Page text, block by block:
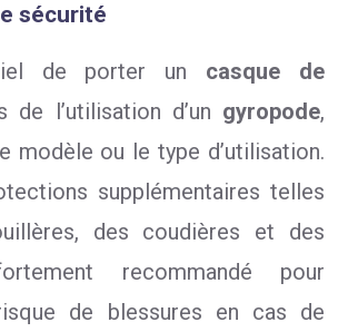
sécurité
de porter un casque de
de l’utilisation d’un gyropode,
modèle ou le type d’utilisation.
supplémentaires telles
des coudières et des
recommandé pour
de blessures en cas de